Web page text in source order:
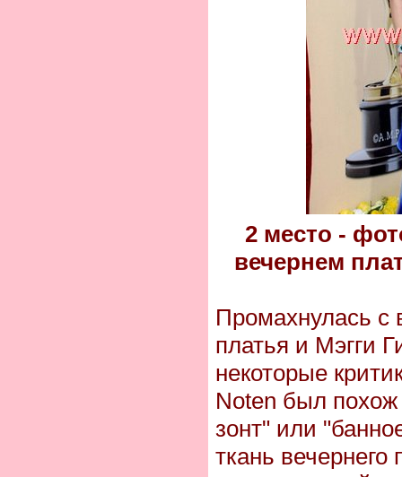
2 место -
вечернем
Промахнулась с
платья и Мэгги
некоторые
Noten был
зонт" или
ткань